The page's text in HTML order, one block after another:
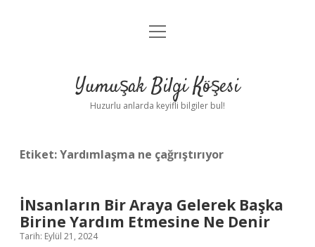
Anasayfa
Yasal Uyarı
menüyü
Yumuşak Bilgi Köşesi
Huzurlu anlarda keyifli bilgiler bul!
Etiket:Yardımlaşma ne çağrıştırıyor
İNsanların Bir Araya Gelerek Başka
Birine Yardım Etmesine Ne Denir
Tarih: Eylül 21, 2024